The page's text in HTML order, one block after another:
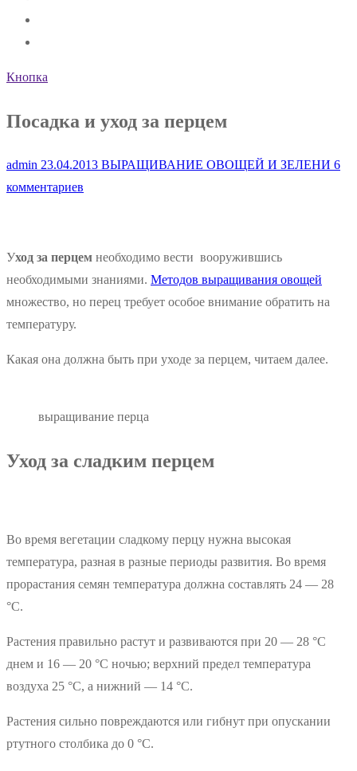
Кнопка
Посадка и уход за перцем
admin 23.04.2013 ВЫРАЩИВАНИЕ ОВОЩЕЙ И ЗЕЛЕНИ 6
комментариев
Уход за перцем необходимо вести вооружившись
необходимыми знаниями. Методов выращивания овощей
множество, но перец требует особое внимание обратить на
температуру.
Какая она должна быть при уходе за перцем, читаем далее.
выращивание перца
Уход за сладким перцем
Во время вегетации сладкому перцу нужна высокая
температура, разная в разные периоды развития. Во время
прорастания семян температура должна составлять 24 — 28
°С.
Растения правильно растут и развиваются при 20 — 28 °С
днем и 16 — 20 °С ночью; верхний предел температура
воздуха 25 °С, а нижний — 14 °С.
Растения сильно повреждаются или гибнут при опускании
ртутного столбика до 0 °С.